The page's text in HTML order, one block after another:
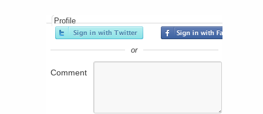
Profile
or
Comment